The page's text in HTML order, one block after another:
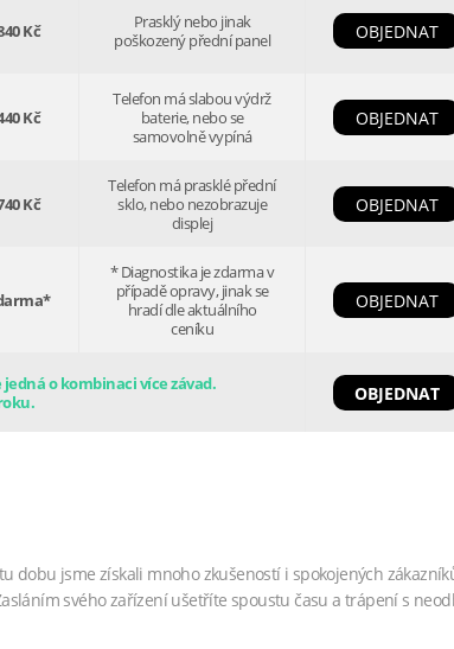
Kč
Prasklý nebo jinak
poškozený přední panel
OBJEDNAT
Kč
Telefon má slabou výdrž
baterie, nebo se
samovolně vypíná
OBJEDNAT
Kč
Telefon má prasklé přední
sklo, nebo nezobrazuje
displej
OBJEDNAT
* Diagnostika je zdarma v
případě opravy, jinak se
hradí dle aktuálního
ceníku
OBJEDNAT
o kombinaci více závad.
OBJEDNAT
dobu jsme získali mnoho zkušeností i spokojených
svého zařízení ušetříte spoustu času a trápení s